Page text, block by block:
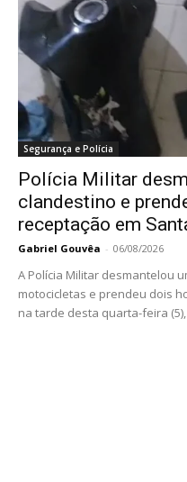
Segurança e Polícia
Polícia Militar
clandestino e
receptação em
Gabriel Gouvêa - 06/08/2026
A Polícia Militar desmantelou
motocicletas e prendeu dois
na tarde desta quarta-feira (5),